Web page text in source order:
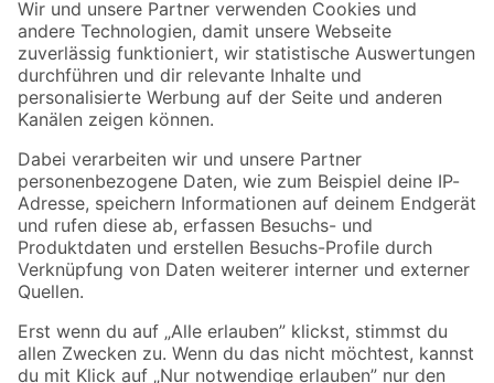
Der toom Newsletter: Keine Angebote und Aktionen mehr verpassen!
Zur Newsletter Anmeldung
Folge uns
Zahlungsarten Versandarten
Sicher einkaufen